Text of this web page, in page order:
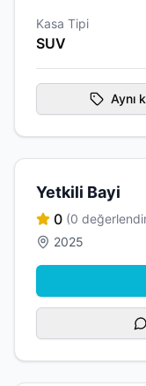
Kasa Tipi
SUV
Aynı
Yetkili Bayi
0 (0
2025